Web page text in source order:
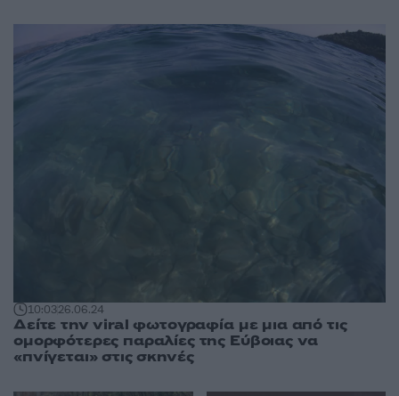
10:0326.06.24
Δείτε την viral φωτογραφία με μια από τις
ομορφότερες παραλίες της Εύβοιας να
«πνίγεται» στις σκηνές